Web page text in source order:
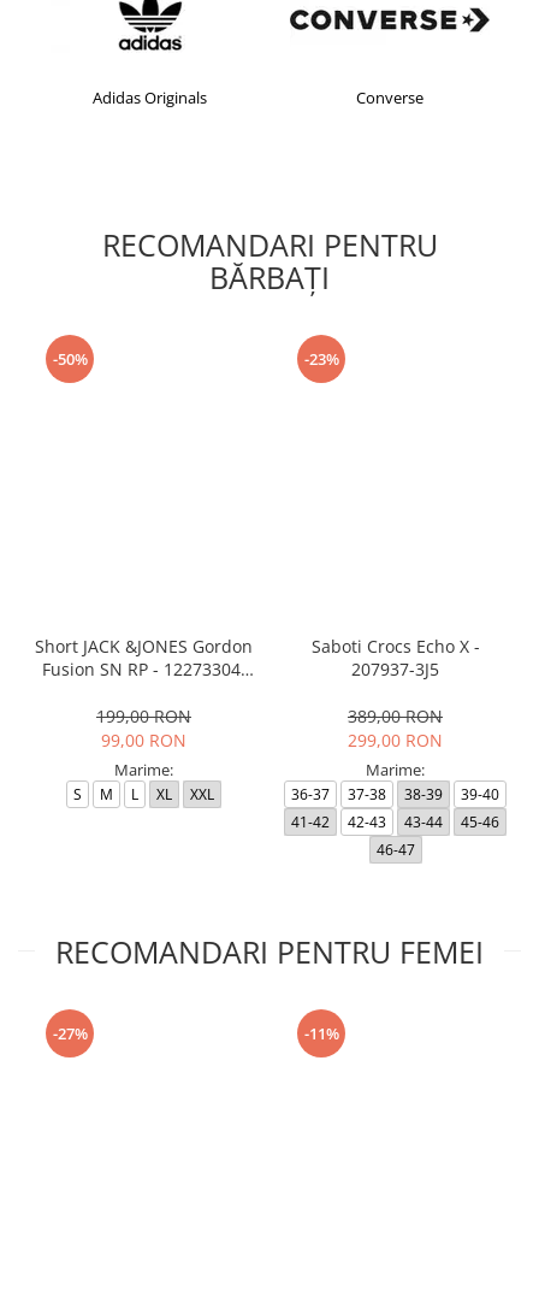
Adidas Originals Converse
RECOMANDARI PENTRU
BĂRBAŢI
-50%
Short JACK &JONES Gordon
Fusion SN RP - 12273304-
199,00 RON
99,00 RON
Marime:
S M L XL XXL
-23%
Saboti Crocs Echo X -
207937-3J5
389,00 RON
299,00 RON
Marime:
36-37 37-38 38-39
39-40
41-42
42-43 43-44
45-46
46-47
RECOMANDARI PENTRU FEMEI
-27% -11%